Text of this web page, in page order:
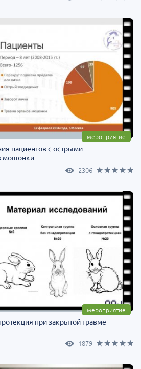
мероприятие
пациентов с острыми
мошонки
2306
мероприятие
при закрытой травме
1879